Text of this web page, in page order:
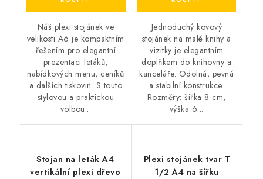
Náš plexi stojánek ve
velikosti A6 je kompaktním
řešením pro elegantní
prezentaci letáků,
nabídkových menu, ceníků
a dalších tiskovin. S touto
stylovou a praktickou
volbou...
Jednoduchý kovový
stojánek na malé knihy a
vizitky je elegantním
doplňkem do knihovny a
kanceláře. Odolná, pevná
a stabilní konstrukce.
Rozměry: šířka 8 cm,
výška 6...
Stojan na leták A4
vertikální plexi dřevo
Plexi stojánek tvar T
1/2 A4 na šířku